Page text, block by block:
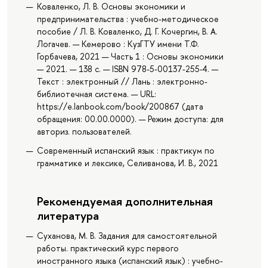
Коваленко, Л. В. Основы экономики и
предпринимательства : учебно-методическое
пособие / Л. В. Коваленко, Д. Г. Кочергин, В. А.
Логачев. — Кемерово : КузГТУ имени Т.Ф.
Горбачева, 2021 — Часть 1 : Основы экономики
— 2021. — 138 с. — ISBN 978-5-00137-255-4. —
Текст : электронный // Лань : электронно-
библиотечная система. — URL:
https://e.lanbook.com/book/200867 (дата
обращения: 00.00.0000). — Режим доступа: для
авториз. пользователей.
Современный испанский язык : практикум по
грамматике и лексике, Селиванова, И. В., 2021
Рекомендуемая дополнительная
литература
Суханова, М. В. Задания для самостоятельной
работы. практический курс первого
иностранного языка (испанский язык) : учебно-